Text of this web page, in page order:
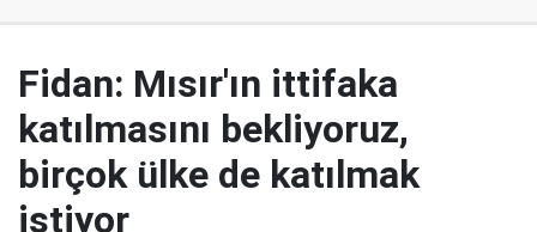
Fidan: Mısır'ın ittifaka
katılmasını bekliyoruz,
birçok ülke de katılmak
istiyor